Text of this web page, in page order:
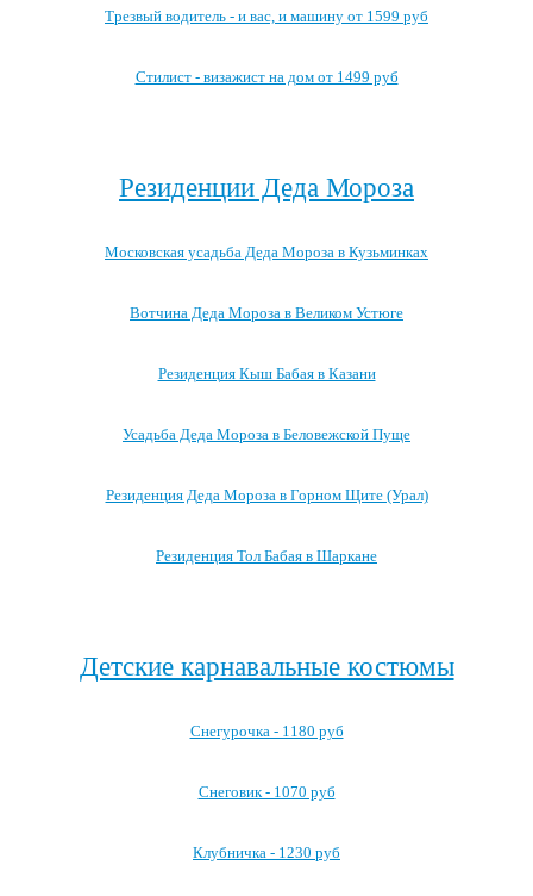
Трезвый водитель - и вас, и машину от 1599 руб
Стилист - визажист на дом от 1499 руб
Резиденции Деда Мороза
Московская усадьба Деда Мороза в Кузьминках
Вотчина Деда Мороза в Великом Устюге
Резиденция Кыш Бабая в Казани
Усадьба Деда Мороза в Беловежской Пуще
Резиденция Деда Мороза в Горном Щите (Урал)
Резиденция Тол Бабая в Шаркане
Детские карнавальные костюмы
Снегурочка - 1180 руб
Снеговик - 1070 руб
Клубничка - 1230 руб